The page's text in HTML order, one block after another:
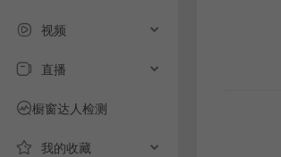
视频
直播
橱窗达人检测
我的收藏